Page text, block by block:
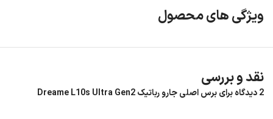
ویژگی های محصول
نقد و بررسی
2 دیدگاه برای برس اصلی جارو رباتیک Dreame L10s Ultra Gen2